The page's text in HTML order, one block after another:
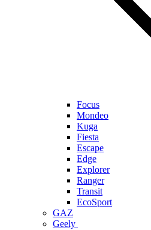
Focus
Mondeo
Kuga
Fiesta
Escape
Edge
Explorer
Ranger
Transit
EcoSport
GAZ
Geely